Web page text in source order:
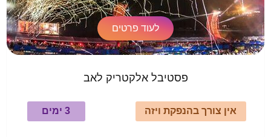
לעוד פרטים
פסטיבל אלקטריק לאב
אין צורך בהנפקת ויזה 3 ימים